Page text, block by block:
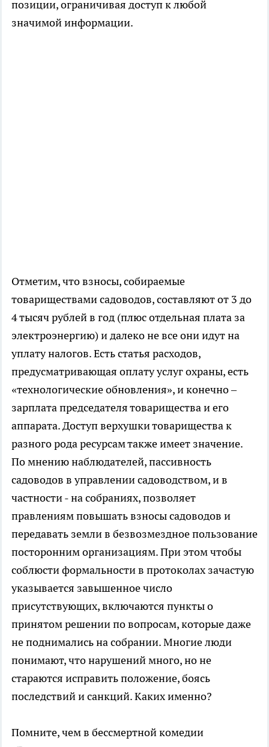
позиции, ограничивая доступ к любой
значимой информации.
Отметим, что взносы, собираемые
товариществами садоводов, составляют от 3 до
4 тысяч рублей в год (плюс отдельная плата за
электроэнергию) и далеко не все они идут на
уплату налогов. Есть статья расходов,
предусматривающая оплату услуг охраны, есть
«технологические обновления», и конечно –
зарплата председателя товарищества и его
аппарата. Доступ верхушки товарищества к
разного рода ресурсам также имеет значение.
По мнению наблюдателей, пассивность
садоводов в управлении садоводством, и в
частности - на собраниях, позволяет
правлениям повышать взносы садоводов и
передавать земли в безвозмездное пользование
посторонним организациям. При этом чтобы
соблюсти формальности в протоколах зачастую
указывается завышенное число
присутствующих, включаются пункты о
принятом решении по вопросам, которые даже
не поднимались на собрании. Многие люди
понимают, что нарушений много, но не
стараются исправить положение, боясь
последствий и санкций. Каких именно?
Помните, чем в бессмертной комедии